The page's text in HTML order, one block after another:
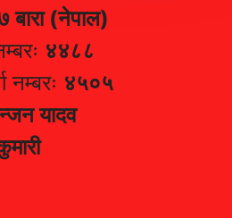
बारा (नेपाल)
४४८८
नम्बरः ४५०५
यादव